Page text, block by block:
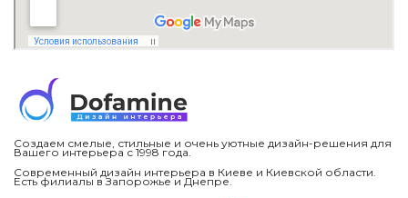
Создаем смелые, стильные и очень уютные дизайн-решения для
Вашего интерьера с 1998 года.
Современный дизайн интерьера в Киеве и Киевской области.
Есть филиалы в Запорожье и Днепре.